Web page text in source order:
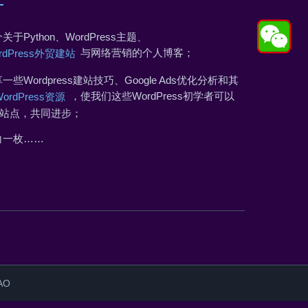
关于Python、WordPress主题、
外贸建站 与网络营销的个人博客；
一些Wordpress建站技巧、Google Ads优化分析和其
资源
，使我们这些WordPress初学者可以
点，共同进步；
一枚……